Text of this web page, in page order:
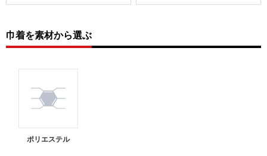
巾着を素材から選ぶ
ポリエステル